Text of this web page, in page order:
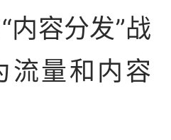
内容分发”战
流量和内容